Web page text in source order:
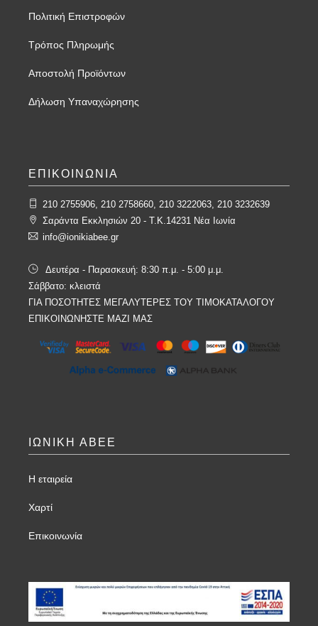
Πολιτική Επιστροφών
Τρόπος Πληρωμής
Αποστολή Προϊόντων
Δήλωση Υπαναχώρησης
ΕΠΙΚΟΙΝΩΝΙΑ
210 2755906, 210 2758660, 210 3222063, 210 3232639
Σαράντα Εκκλησιών 20 - T.K.14231 Νέα Ιωνία
info@ionikiabee.gr
Δευτέρα - Παρασκευή: 8:30 π.μ. - 5:00 μ.μ.
Σάββατο: κλειστά
ΓΙΑ ΠΟΣΟΤΗΤΕΣ ΜΕΓΑΛΥΤΕΡΕΣ ΤΟΥ ΤΙΜΟΚΑΤΑΛΟΓΟΥ
ΕΠΙΚΟΙΝΩΝΗΣΤΕ ΜΑΖΙ ΜΑΣ
ΙΩΝΙΚΗ ΑΒΕΕ
Η εταιρεία
Χαρτί
Επικοινωνία